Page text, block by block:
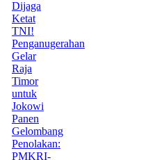
Dijaga
Ketat
TNI!
Penganugerahan
Gelar
Raja
Timor
untuk
Jokowi
Panen
Gelombang
Penolakan:
PMKRI-